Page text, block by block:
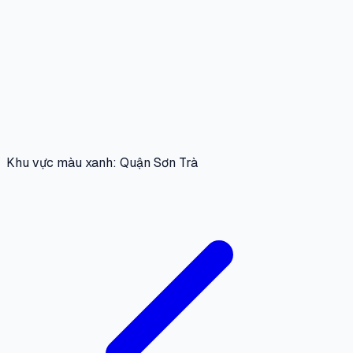
Khu vực màu xanh: Quận Sơn Trà